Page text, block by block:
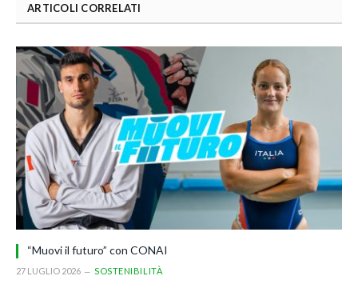
ARTICOLI CORRELATI
“Muovi il futuro” con CONAI
27 LUGLIO 2026 SOSTENIBILITÀ